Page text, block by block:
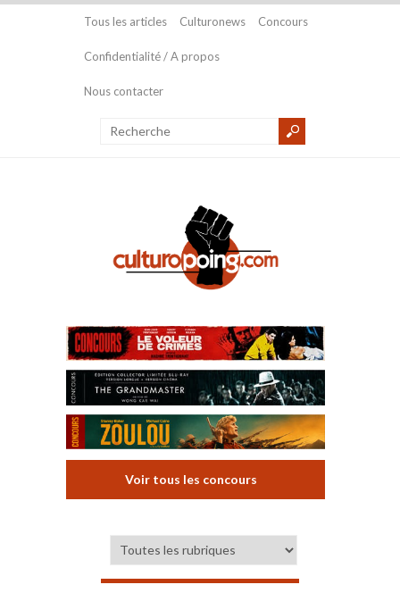
Tous les articles Culturonews Concours
Confidentialité / A propos
Nous contacter
Voir tous les concours